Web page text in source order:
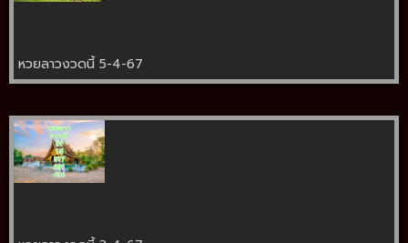
หวยลาวงวดนี้ 5-4-67